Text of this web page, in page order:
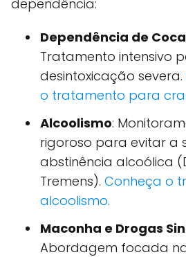
dependência:
Dependência de
Tratamento intensivo
desintoxicação severa.
o tratamento para
Alcoolismo:
rigoroso para evitar a
abstinência alcoólica
Tremens). Conheça o
alcoolismo.
Maconha e Drogas
Abordagem focada